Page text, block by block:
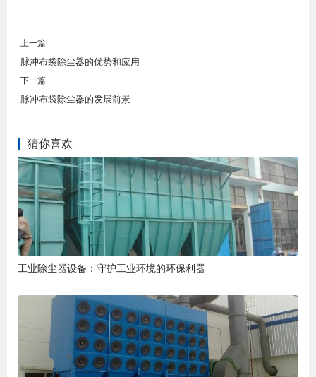
上一篇
脉冲布袋除尘器的优势和应用
下一篇
脉冲布袋除尘器的发展前景
猜你喜欢
工业除尘器设备：守护工业环境的环保利器